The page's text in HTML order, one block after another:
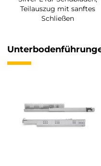
Teilauszug mit sanftes
Schließen